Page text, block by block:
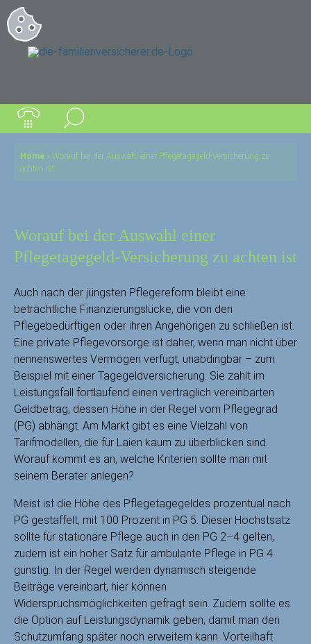
Home » Worauf bei der Auswahl einer Pflegetagegeld-Versicherung zu
achten ist
Worauf bei der Auswahl einer
Pflegetagegeld-Versicherung zu achten ist
Auch nach der jüngsten Pflegereform bleibt eine
beträchtliche Finanzierungslücke, die von den
Pflegebedürftigen oder ihren Angehörigen zu schließen ist.
Eine private Pflegevorsorge ist daher, wenn man nicht über
nennenswertes Vermögen verfügt, unabdingbar – zum
Beispiel mit einer Tagegeldversicherung. Sie zahlt im
Leistungsfall fortlaufend einen vertraglich vereinbarten
Geldbetrag, dessen Höhe in der Regel vom Pflegegrad
(PG) abhängt. Am Markt gibt es eine Vielzahl von
Tarifmodellen, die für Laien kaum zu überblicken sind.
Worauf kommt es an, welche Kriterien sollte man mit
seinem Berater anlegen?
Meist ist die Höhe des Pflegetagegeldes prozentual nach
PG gestaffelt, mit 100 Prozent in PG 5. Dieser Höchstsatz
sollte für stationäre Pflege auch in den PG 2–4 gelten,
zudem ist ein hoher Satz für ambulante Pflege in PG 4
günstig. In der Regel werden dynamisch steigende
Beiträge vereinbart, hier können
Widerspruchsmöglichkeiten gefragt sein. Zudem sollte es
die Option auf Leistungsdynamik geben, damit man den
Schutzumfang später noch erweitern kann. Vorteilhaft